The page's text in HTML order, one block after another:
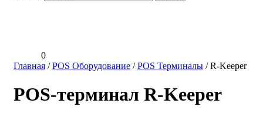
0
Главная /POS Оборудование /POS Терминалы /R-Keeper
POS-терминал R-Keeper